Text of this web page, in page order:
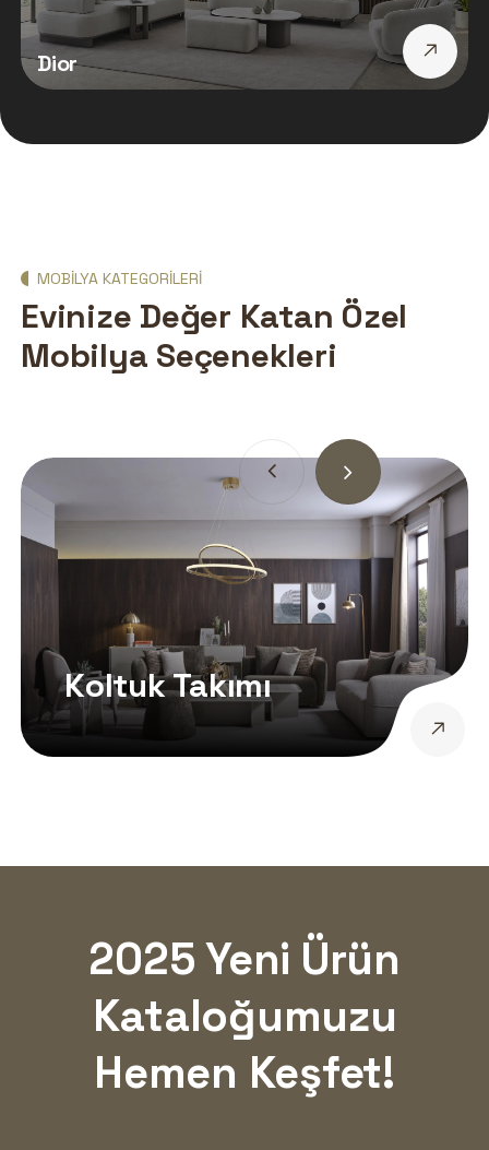
Dior
MOBILYA KATEGORILERI
Evinize Değer Katan Özel
Mobilya Seçenekleri
Koltuk Takımı
2025 Yeni Ürün
Kataloğumuzu
Hemen Keşfet!